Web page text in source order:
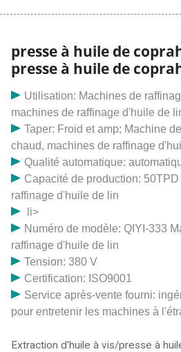
coprah à vis Modèle NO. : HJ-P30
70*44*70cm Capacité: 15-20kgs
Net: 74KGS Machine de presse à
utilisée pour: colza, graines, soja,
poivre, tournesol, graines de coton,
graines d'abrasin, maïs, sésame,
aussi d'autres gros pétroliers
presse à huile de
presse à huile de
Utilisation: Machines de
machines de raffinage d'huile de
Taper: Froid et amp; Machine
chaud, machines de raffinage
Qualité automatique:
Capacité de production:
raffinage d'huile de lin
li>
Numéro de modèle: QIYI-333
raffinage d'huile de lin
Tension: 380 V
Certification: ISO9001
Service après-vente fourni:
pour entretenir les machines à
Extraction d'huile à vis/presse à